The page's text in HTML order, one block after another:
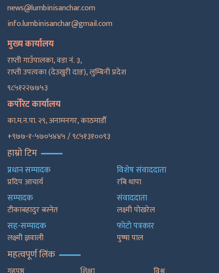
news@lumbinisanchar.com
info.lumbinisanchar@gmail.com
मुख्य कार्यालय
राप्ती गाउँपालका, वडा नं. ३,
राप्ती उपत्यका (देउखुरी दाङ), लुम्बिनी प्रदेश
९८५१२२७७५३
कर्पोरेट कार्यालय
का.म.न.पा. २९, अनामनगर, काठमाडाैँ
+९७७-१-५७०५४४५ / ९८५१३१००९३
हाम्रो टिम
प्रधान सम्पादक
प्रदिप आचार्य
सम्पादक
टीकाबहादुर बस्नेत
सह-सम्पादक
लक्ष्मी ज्ञवाली
विशेष संवाददाता
रबि थापा
संवाददाता
लक्ष्मी पोखरेल
फाेटाे पत्रकार
पुष्षा पाल
महत्वपूर्ण लिंक